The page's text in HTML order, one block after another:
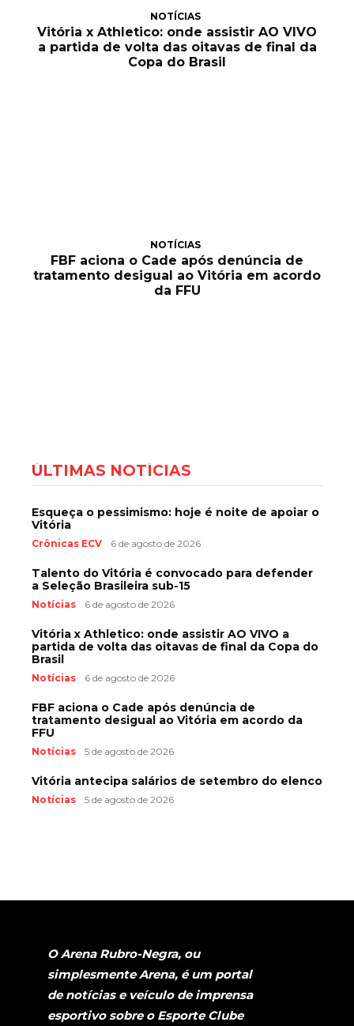
NOTÍCIAS
Vitória x Athletico: onde assistir AO VIVO
a partida de volta das oitavas de final da
Copa do Brasil
NOTÍCIAS
FBF aciona o Cade após denúncia de
tratamento desigual ao Vitória em acordo
da FFU
ÚLTIMAS NOTÍCIAS
Esqueça o pessimismo: hoje é noite de apoiar o
Vitória
Crônicas ECV 6 de agosto de 2026
Talento do Vitória é convocado para defender
a Seleção Brasileira sub-15
Notícias 6 de agosto de 2026
Vitória x Athletico: onde assistir AO VIVO a
partida de volta das oitavas de final da Copa do
Brasil
Notícias 6 de agosto de 2026
FBF aciona o Cade após denúncia de
tratamento desigual ao Vitória em acordo da
FFU
Notícias 5 de agosto de 2026
Vitória antecipa salários de setembro do elenco
Notícias 5 de agosto de 2026
O Arena Rubro-Negra, ou
simplesmente Arena, é um portal
de notícias e veículo de imprensa
esportivo sobre o Esporte Clube